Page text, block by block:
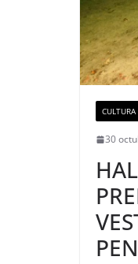
CULTURA
30